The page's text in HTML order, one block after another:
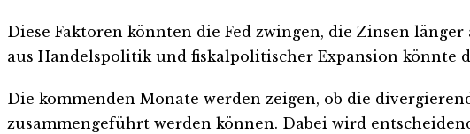
Diese Faktoren könnten die Fed zwingen, die Zinsen
aus Handelspolitik und fiskalpolitischer Expansion könnte
Die kommenden Monate werden zeigen, ob die
zusammengeführt werden können. Dabei wird